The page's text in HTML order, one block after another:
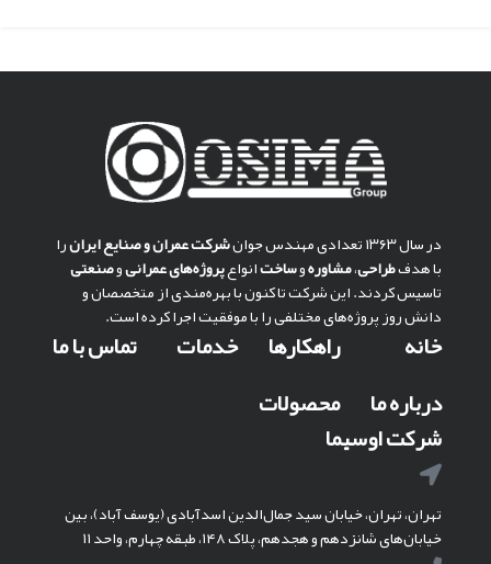
در سال ۱۳۶۳ تعدادی مهندس جوان شركت عمران و صنايع ايرانرا
با هدفطراحی،مشاورهوساختانواعپروژه‌های عمرانیوصنعتی
تاسیس کردند. این شرکت تا کنون با بهره‌مندی از متخصصان و
دانش روز پروژه‌های مختلفی را با موفقیت اجرا کرده است.
خانه
درباره ما
راهکارها
محصولات
خدمات تماس با ما
شرکت اوسیما
تهران، تهران، خیابان سید جمال‌الدین اسدآبادی (یوسف آباد)، بین
خیابان‌های شانزدهم و هجدهم، پلاک ۱۴۸، طبقه چهارم، واحد ۱۱